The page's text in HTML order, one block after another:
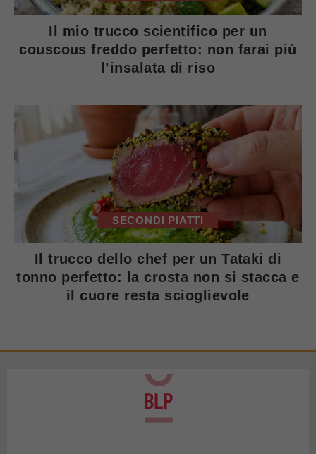
Il mio trucco scientifico per un
couscous freddo perfetto: non farai più
l’insalata di riso
SECONDI PIATTI
Il trucco dello chef per un Tataki di
tonno perfetto: la crosta non si stacca e
il cuore resta scioglievole